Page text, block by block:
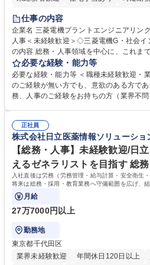
退職金あり
駅近5分以内
土日祝休み 服装自由
仕事の内容
企業名 三菱電機プラントエンジニアリング株式会社 求人名
人事＜未経験歓迎＞◇三菱電機G・社会イン
の内容 総務・人事領域を中心に、これま
します。 ＜具体的には＞ ・総務/人事労務（給与・社保・勤怠管理など）
・採用・教育研修 ・福利厚生運用 など ※
採用や教育等の業務内容により、関西圏
出張もございます。 ※担当業務を持ちつ
必要な経験・能力等
必要な経験・能力等 ＜職種未経験歓迎・
のご経験が無い方でも、意欲のある方で
務、人事のご経験をお持ちの方（業界不問） ■求める人物像：・社
正社員
株式会社日立医薬情報ソリューショ
【総務・人事】未経験歓迎/日
えるゼネラリストを目指す 総務
入社直後は労務（労務管理・給与計算・安全衛生
将来は総務・採用・教育業務へ守備範囲を広げ、
ます。
月給
27万7000円以上
勤務地
東京都千代田区
業界未経験歓迎
年間休日120日以上